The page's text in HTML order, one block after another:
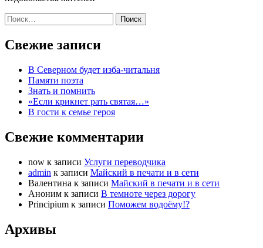
Найти:
Свежие записи
В Северном будет изба-читальня
Памяти поэта
Знать и помнить
«Если крикнет рать святая…»
В гости к семье героя
Свежие комментарии
now к записи Услуги переводчика
admin к записи Майский в печати и в сети
Валентина к записи Майский в печати и в сети
Аноним к записи В темноте через дорогу
Principium к записи Поможем водоёму!?
Архивы